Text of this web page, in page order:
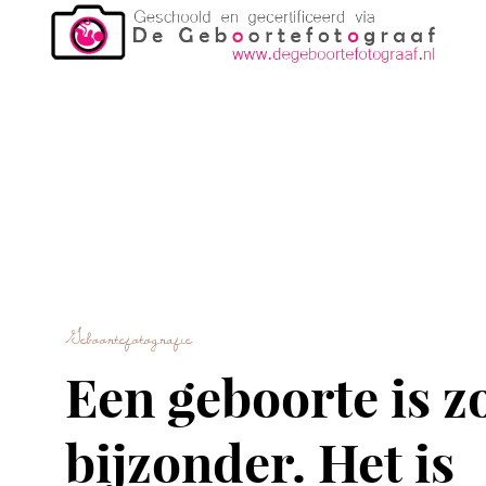
Geboortefotografie
Een geboorte is
bijzonder. Het is